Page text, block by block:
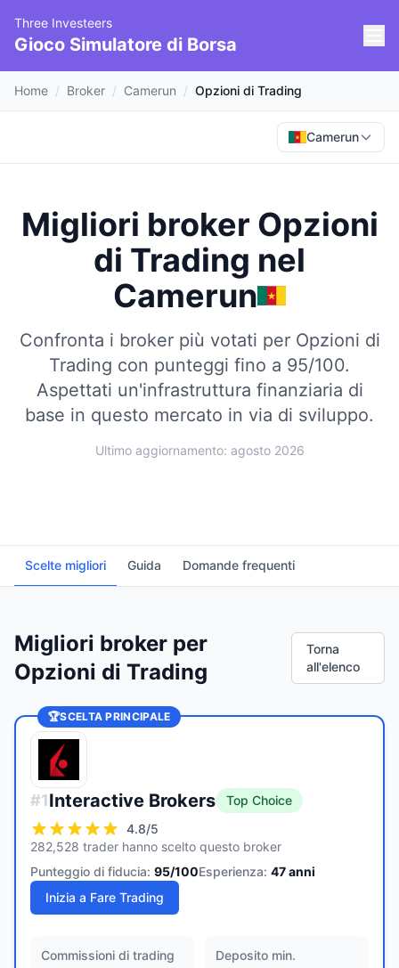
Three Investeers
Gioco Simulatore di Borsa
Home / Broker / Camerun / Opzioni di Trading
Camerun
Migliori broker Opzioni
di Trading nel
Camerun
Confronta i broker più votati per Opzioni di
Trading con punteggi fino a 95/100.
Aspettati un'infrastruttura finanziaria di
base in questo mercato in via di sviluppo.
Ultimo aggiornamento: agosto 2026
Scelte migliori Guida Domande frequenti
Migliori broker per
Opzioni di Trading
Torna
all'elenco
🏆SCELTA PRINCIPALE
#1Interactive Brokers
Top Choice
4.8/5
282,528 trader hanno scelto questo broker
Punteggio di fiducia: 95/100Esperienza: 47anni
Inizia a Fare Trading
Commissioni di trading
Deposito min.